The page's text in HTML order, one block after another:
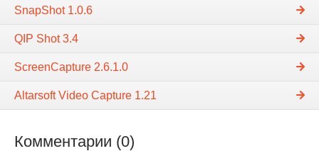
SnapShot 1.0.6
QIP Shot 3.4
ScreenCapture 2.6.1.0
Altarsoft Video Capture 1.21
Комментарии (0)